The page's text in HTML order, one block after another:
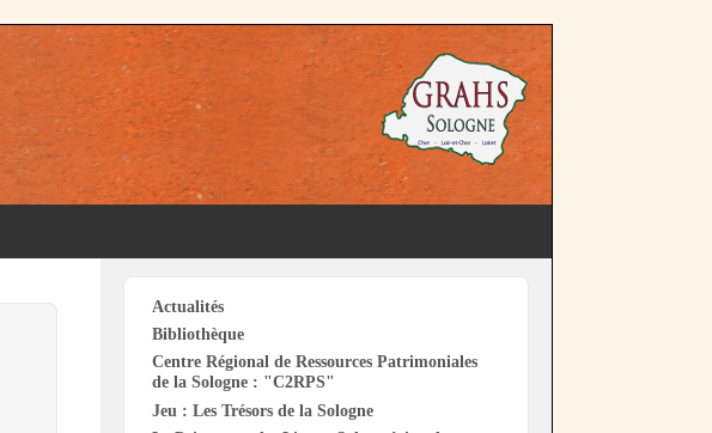
Actualités
Bibliothèque
Centre Régional de Ressources Patrimoniales
de la Sologne : "C2RPS"
Jeu : Les Trésors de la Sologne